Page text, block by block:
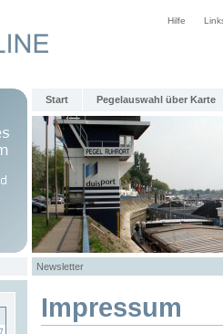
Hilfe
Start Pegelauswahl über Karte
Newsletter
Impressum